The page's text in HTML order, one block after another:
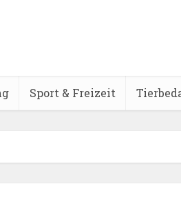
Sport & Freizeit